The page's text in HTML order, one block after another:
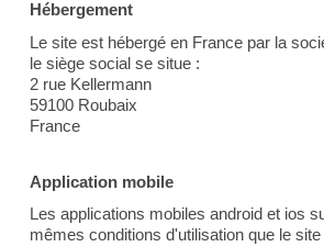
Hébergement
Le site est hébergé en France par la
le siège social se situe :
2 rue Kellermann
59100 Roubaix
France
Application mobile
Les applications mobiles android et ios
mêmes conditions d'utilisation que le site